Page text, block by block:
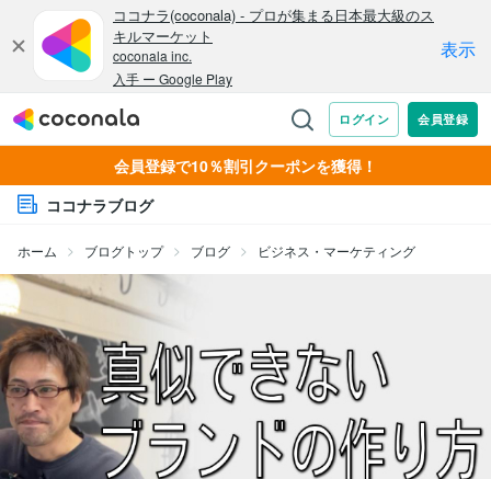
会員登録で10％割引クーポンを獲得！
ココナラブログ
ホーム ブログトップ ブログ ビジネス・マーケティング